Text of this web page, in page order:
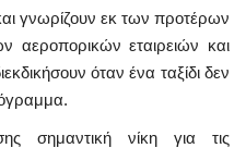
γνωρίζουν εκ των προτέρων
αεροπορικών εταιρειών και
όταν ένα ταξίδι δεν
σημαντική νίκη για τις